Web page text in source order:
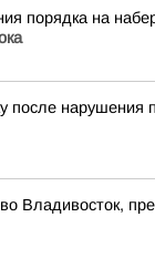
порядка на
после нарушения
Владивосток,